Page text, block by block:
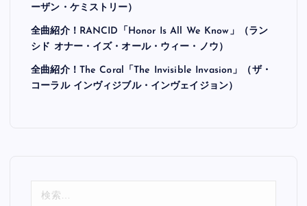
ーザン・ケミストリー）
全曲紹介！RANCID「Honor Is All We Know」（ラン
シド オナー・イズ・オール・ウィー・ノウ）
全曲紹介！The Coral「The Invisible Invasion」（ザ・
コーラル インヴィジブル・インヴェイジョン）